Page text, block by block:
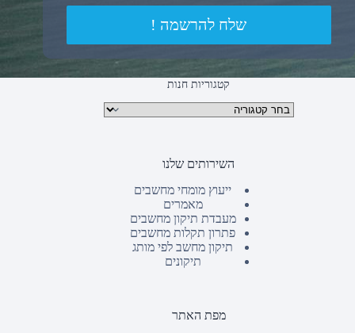
שלח להרשמה !
קטגוריות חנות
קטגוריות מוצרים
השירותים שלנו
ייעוץ מומחי מחשבים
מאמרים
מעבדת תיקון מחשבים
פתרון תקלות מחשבים
תיקון מחשב לפי מותג
תיקונים
מפת האתר